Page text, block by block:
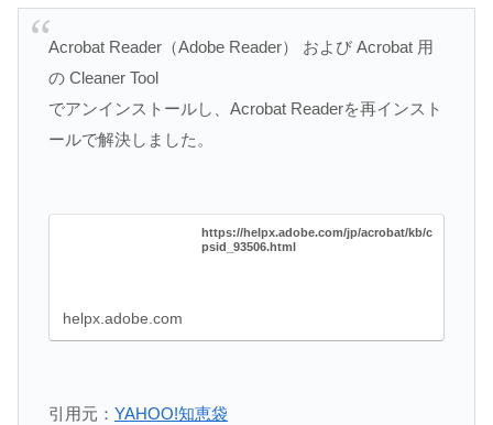
Acrobat Reader（Adobe Reader） および Acrobat 用
の Cleaner Tool
でアンインストールし、Acrobat Readerを再インスト
ールで解決しました。
https://helpx.adobe.com/jp/acrobat/kb/c
psid_93506.html
helpx.adobe.com
引用元： YAHOO!知恵袋